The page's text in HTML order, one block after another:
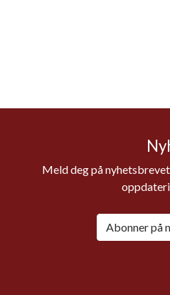
Meld deg på
Abonner på